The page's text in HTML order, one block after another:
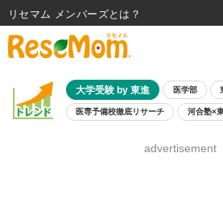
大学受験 by 東進 医学部
医専予備校徹底リサーチ 河合塾×
8月開催学校説明会・相談
advertisement
リセマム メンバーズ